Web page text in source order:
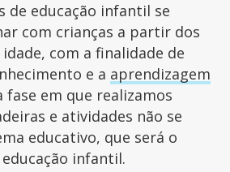
de educação infantil se
com crianças a partir dos
com a finalidade de
e a aprendizagem
fase em que realizamos
e atividades não se
educativo, que será o
infantil.